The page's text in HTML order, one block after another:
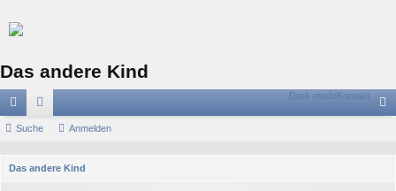
Das andere Kind
ch or
Dark modeKontakt
Suche Anmelden
Das andere Kind